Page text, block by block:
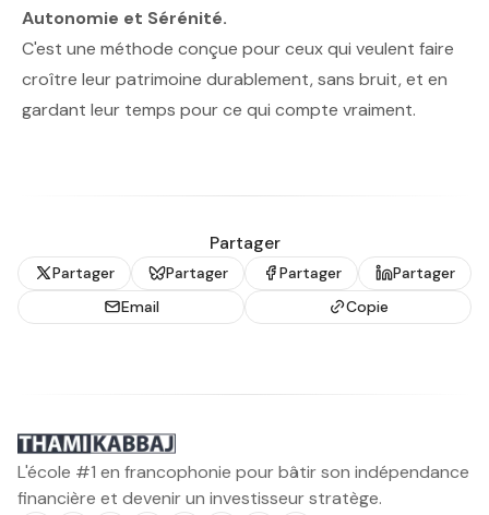
Autonomie et Sérénité.
C'est une méthode conçue pour ceux qui veulent faire
croître leur patrimoine durablement, sans bruit, et en
gardant leur temps pour ce qui compte vraiment.
Partager
Partager Partager Partager
Partager
Email
Copie
L'école #1 en francophonie pour bâtir son indépendance
financière et devenir un investisseur stratège.